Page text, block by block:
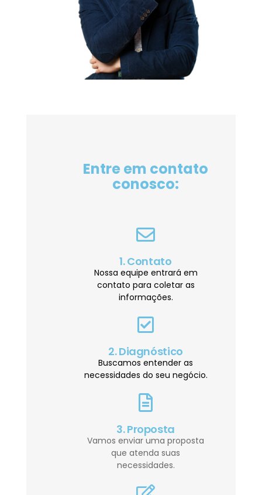
Entre em contato
conosco:
1. Contato
Nossa equipe entrará em
contato para coletar as
informações.
2. Diagnóstico
Buscamos entender as
necessidades do seu negócio.
3. Proposta
Vamos enviar uma proposta
que atenda suas
necessidades.